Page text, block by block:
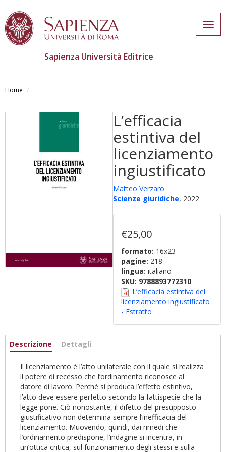
main
Sapienza Università Editrice
Home
L’efficacia
estintiva del
licenziamento
ingiustificato
Matteo Verzaro
Scienze giuridiche, 2022
€25,00
formato: 16x23
pagine: 218
lingua: italiano
SKU: 9788893772310
L’efficacia estintiva del
licenziamento ingiustificato
- Estratto
Informazioni
Descrizione (active
Dettagli
Il licenziamento è l’atto unilaterale con il quale si realizza
il potere di recesso che l’ordinamento riconosce al
datore di lavoro. Perché si produca l’effetto estintivo,
l’atto deve essere perfetto secondo la fattispecie che la
legge pone. Ciò nonostante, il difetto del presupposto
giustificativo non determina sempre l’inefficacia del
licenziamento. Muovendo, quindi, dai rimedi che
l’ordinamento predispone, l’indagine si incentra, in
un’ottica critica, sul funzionamento degli stessi e sulla